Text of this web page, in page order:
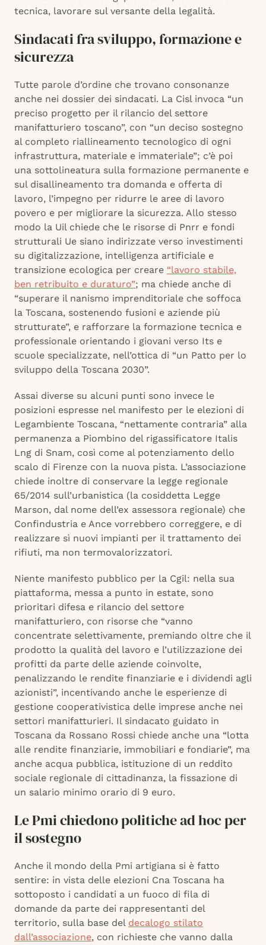
tecnica, lavorare sul versante della legalità.
Sindacati fra sviluppo, formazione e
sicurezza
Tutte parole d’ordine che trovano consonanze
anche nei dossier dei sindacati. La Cisl invoca “un
preciso progetto per il rilancio del settore
manifatturiero toscano”, con “un deciso sostegno
al completo riallineamento tecnologico di ogni
infrastruttura, materiale e immateriale”; c’è poi
una sottolineatura sulla formazione permanente e
sul disallineamento tra domanda e offerta di
lavoro, l’impegno per ridurre le aree di lavoro
povero e per migliorare la sicurezza. Allo stesso
modo la Uil chiede che le risorse di Pnrr e fondi
strutturali Ue siano indirizzate verso investimenti
su digitalizzazione, intelligenza artificiale e
transizione ecologica per creare “lavoro stabile,
ben retribuito e duraturo”; ma chiede anche di
“superare il nanismo imprenditoriale che soffoca
la Toscana, sostenendo fusioni e aziende più
strutturate”, e rafforzare la formazione tecnica e
professionale orientando i giovani verso Its e
scuole specializzate, nell’ottica di “un Patto per lo
sviluppo della Toscana 2030”.
Assai diverse su alcuni punti sono invece le
posizioni espresse nel manifesto per le elezioni di
Legambiente Toscana, “nettamente contraria” alla
permanenza a Piombino del rigassificatore Italis
Lng di Snam, così come al potenziamento dello
scalo di Firenze con la nuova pista. L’associazione
chiede inoltre di conservare la legge regionale
65/2014 sull’urbanistica (la cosiddetta Legge
Marson, dal nome dell’ex assessora regionale) che
Confindustria e Ance vorrebbero correggere, e di
realizzare sì nuovi impianti per il trattamento dei
rifiuti, ma non termovalorizzatori.
Niente manifesto pubblico per la Cgil: nella sua
piattaforma, messa a punto in estate, sono
prioritari difesa e rilancio del settore
manifatturiero, con risorse che “vanno
concentrate selettivamente, premiando oltre che il
prodotto la qualità del lavoro e l’utilizzazione dei
profitti da parte delle aziende coinvolte,
penalizzando le rendite finanziarie e i dividendi agli
azionisti”, incentivando anche le esperienze di
gestione cooperativistica delle imprese anche nei
settori manifatturieri. Il sindacato guidato in
Toscana da Rossano Rossi chiede anche una “lotta
alle rendite finanziarie, immobiliari e fondiarie”, ma
anche acqua pubblica, istituzione di un reddito
sociale regionale di cittadinanza, la fissazione di
un salario minimo orario di 9 euro.
Le Pmi chiedono politiche ad hoc per
il sostegno
Anche il mondo della Pmi artigiana si è fatto
sentire: in vista delle elezioni Cna Toscana ha
sottoposto i candidati a un fuoco di fila di
domande da parte dei rappresentanti del
territorio, sulla base del decalogo stilato
dall’associazione, con richieste che vanno dalla